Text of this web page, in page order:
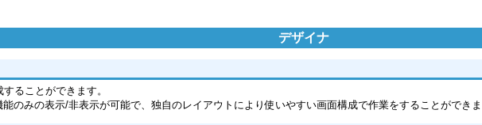
デザイナ
ることができます。
のみの表示/非表示が可能で、独自のレイアウトにより使いやすい画面構成で作業をすることができ